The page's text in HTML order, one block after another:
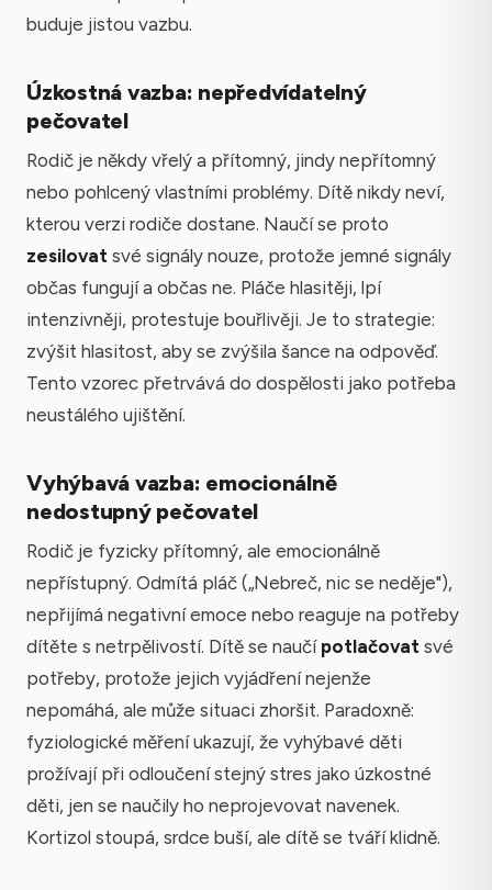
buduje jistou vazbu.
Úzkostná vazba: nepředvídatelný
pečovatel
Rodič je někdy vřelý a přítomný, jindy nepřítomný
nebo pohlcený vlastními problémy. Dítě nikdy neví,
kterou verzi rodiče dostane. Naučí se proto
zesilovat své signály nouze, protože jemné signály
občas fungují a občas ne. Pláče hlasitěji, lpí
intenzivněji, protestuje bouřlivěji. Je to strategie:
zvýšit hlasitost, aby se zvýšila šance na odpověď.
Tento vzorec přetrvává do dospělosti jako potřeba
neustálého ujištění.
Vyhýbavá vazba: emocionálně
nedostupný pečovatel
Rodič je fyzicky přítomný, ale emocionálně
nepřístupný. Odmítá pláč („Nebreč, nic se neděje"),
nepřijímá negativní emoce nebo reaguje na potřeby
dítěte s netrpělivostí. Dítě se naučí potlačovat své
potřeby, protože jejich vyjádření nejenže
nepomáhá, ale může situaci zhoršit. Paradoxně:
fyziologické měření ukazují, že vyhýbavé děti
prožívají při odloučení stejný stres jako úzkostné
děti, jen se naučily ho neprojevovat navenek.
Kortizol stoupá, srdce buší, ale dítě se tváří klidně.